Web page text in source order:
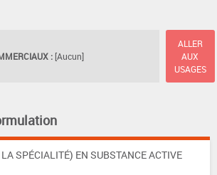
: [Aucun]
ALLER
AUX
USAGES
SPÉCIALITÉ) EN SUBSTANCE ACTIVE